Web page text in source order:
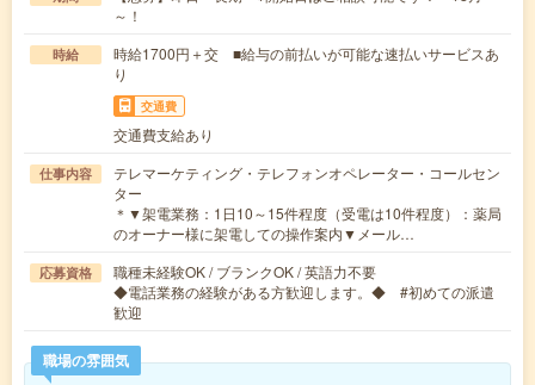
～！
時給
時給1700円＋交 ■給与の前払いが可能な速払いサービスあ
り
交通費
交通費支給あり
仕事内容
テレマーケティング・テレフォンオペレーター・コールセン
ター
＊▼架電業務：1日10～15件程度（受電は10件程度）：薬局
のオーナー様に架電しての操作案内▼メール…
応募資格
職種未経験OK / ブランクOK / 英語力不要
◆電話業務の経験がある方歓迎します。◆ #初めての派遣
歓迎
職場の雰囲気